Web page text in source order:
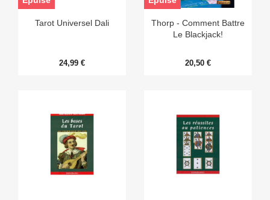
Tarot Universel Dali
24,99 €
Thorp - Comment Battre
Le Blackjack!
20,50 €